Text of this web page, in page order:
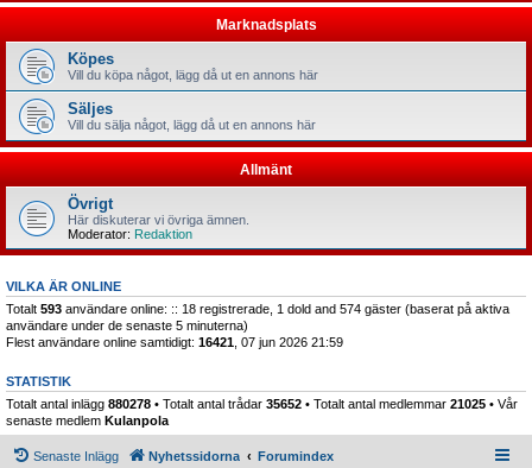
Marknadsplats
Köpes
Vill du köpa något, lägg då ut en annons här
Säljes
Vill du sälja något, lägg då ut en annons här
Allmänt
Övrigt
Här diskuterar vi övriga ämnen.
Moderator: Redaktion
VILKA ÄR ONLINE
Totalt 593 användare online: :: 18 registrerade, 1 dold and 574 gäster (baserat på aktiva
användare under de senaste 5 minuterna)
Flest användare online samtidigt: 16421 , 07 jun 2026 21:59
STATISTIK
Totalt antal inlägg 880278 • Totalt antal trådar 35652 • Totalt antal medlemmar 21025 • Vår
senaste medlem Kulanpola
Senaste Inlägg Nyhetssidorna Forumindex